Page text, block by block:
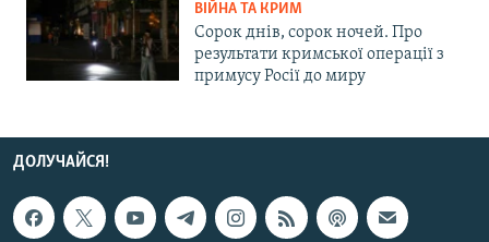
ВІЙНА ТА КРИМ
Сорок днів, сорок ночей. Про
результати кримської операції з
примусу Росії до миру
ДОЛУЧАЙСЯ!